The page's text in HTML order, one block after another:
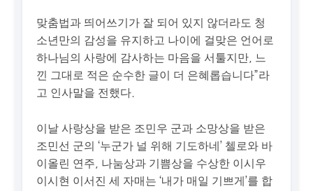
맞춤법과 띄어쓰기가 잘 되어 있지 않더라도 청
소년만의 감성을 유지하고 나이에 걸맞은 언어로
하나님의 사랑에 감사하는 마음을 서툴지만, 느
낀 그대로 적은 순수한 글이 더 은혜롭습니다”라
고 인사말을 전했다.
이날 사랑상을 받은 조민우 군과 소망상을 받은
조민선 군의 ‘누군가 널 위해 기도하네’ 첼로와 바
이올린 연주, 나눔상과 기쁨상을 수상한 이시우
이시현 이서진 세 자매는 ‘내가 매일 기쁘게’를 합